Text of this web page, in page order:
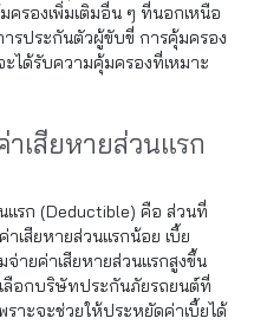
รองเพิ่มเติมอื่น ๆ ที่นอกเหนือ
รประกันตัวผู้ขับขี่ การคุ้มครอง
ได้รับความคุ้มครองที่เหมาะ
เสียหายส่วนแรก
แรก (Deductible) คือ ส่วนที่
เสียหายส่วนแรกน้อย เบี้ย
ายค่าเสียหายส่วนแรกสูงขึ้น
ลือกบริษัทประกันภัยรถยนต์ที่
ราะจะช่วยให้ประหยัดค่าเบี้ยได้